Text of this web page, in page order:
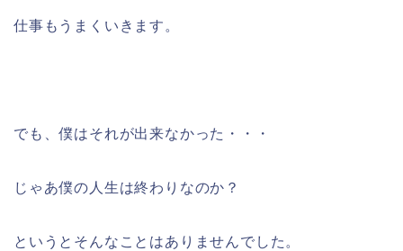
仕事もうまくいきます。
でも、僕はそれが出来なかった・・・
じゃあ僕の人生は終わりなのか？
というとそんなことはありませんでした。